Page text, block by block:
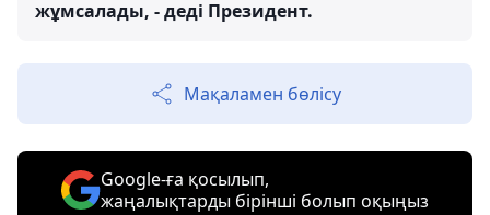
жұмсалады, - деді Президент.
Мақаламен бөлісу
Google-ға қосылып,
жаңалықтарды бірінші болып оқыңыз